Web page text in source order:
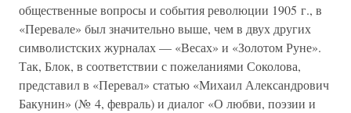
общественные вопросы и события революции 1905 г., в
«Перевале» был значительно выше, чем в двух других
символистских журналах — «Весах» и «Золотом Руне».
Так, Блок, в соответствии с пожеланиями Соколова,
представил в «Перевал» статью «Михаил Александрович
Бакунин» (№ 4, февраль) и диалог «О любви, поэзии и